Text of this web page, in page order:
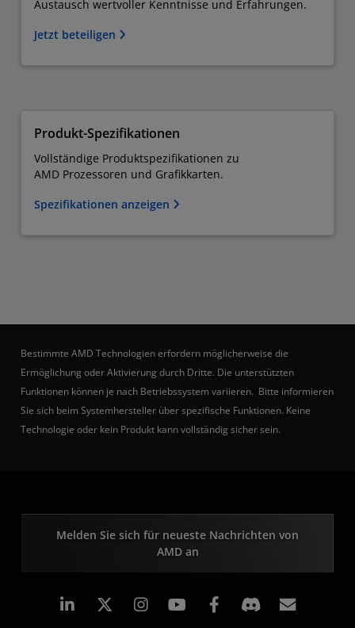
Austausch wertvoller Kenntnisse und Erfahrungen.
Jetzt beteiligen
Produkt-Spezifikationen
Vollständige Produktspezifikationen zu
AMD Prozessoren und Grafikkarten.
Spezifikationen anzeigen
Bestimmte AMD Technologien erfordern möglicherweise die
Ermöglichung oder Aktivierung durch Dritte. Die unterstützten
Funktionen können je nach Betriebssystem variieren. Bitte informieren
Sie sich beim Systemhersteller über spezifische Funktionen. Keine
Technologie oder kein Produkt kann vollständig sicher sein.
Melden Sie sich für neueste Nachrichten von
AMD an
LinkedIn Instagram Facebook